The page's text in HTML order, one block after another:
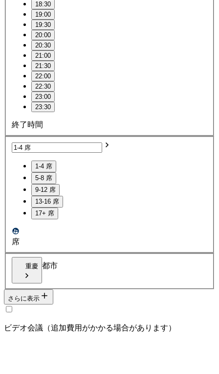
18:30
19:00
19:30
20:00
20:30
21:00
21:30
22:00
22:30
23:00
23:30
終了時間
1-4 席
5-8 席
9-12 席
13-16 席
17+ 席
席
重慶 都市
さらに表示
ビデオ会議（追加費用がかかる場合があります）